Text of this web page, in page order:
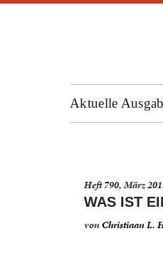
Aktuelle
Heft 790, März
WAS IST
vonChristiaan L.